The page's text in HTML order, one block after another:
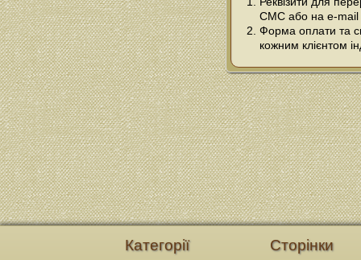
СМС або на e-mail
Форма оплати та
кожним клієнтом
Сторінки
Категорії